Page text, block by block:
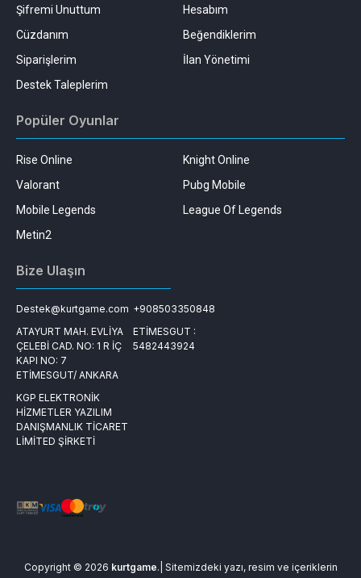
Şifremi Unuttum
Hesabım
Cüzdanım
Beğendiklerim
Siparişlerim
İlan Yönetimi
Destek Taleplerim
Popüler Oyunlar
Rise Online
Knight Online
Valorant
Pubg Mobile
Mobile Legends
League Of Legends
Metin2
Bize Ulaşın
Destek@kurtgame.com +908503350848
ATAYURT MAH. EVLİYA
ÇELEBİ CAD. NO: 1 R İÇ
KAPI NO: 7
ETİMESGUT/ ANKARA
ETİMESGUT :
5482443924
KGP ELEKTRONİK
HİZMETLER YAZILIM
DANIŞMANLIK TİCARET
LİMİTED ŞİRKETİ
Copyright © 2026 kurtgame.| Sitemizdeki yazı, resim ve içeriklerin